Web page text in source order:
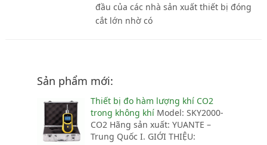
đầu của các nhà sản xuất thiết bị đóng
cắt lớn nhờ có
Sản phẩm mới:
Thiết bị đo hàm lượng khí CO2
trong không khí Model: SKY2000-
CO2 Hãng sản xuất: YUANTE –
Trung Quốc I. GIỚI THIỆU: